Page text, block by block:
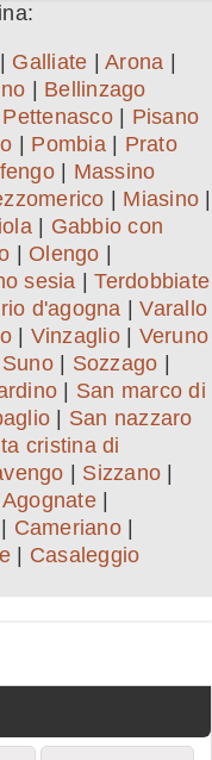
Galliate Arona
Bellinzago
Pettenasco| Pisano
Pombia| Prato
| Massino
Miasino
| Gabbio con
Olengo
sesia |Terdobbiate
d'agogna |Varallo
| Vinzaglio| Veruno
Suno| Sozzago
San marco di
San nazzaro
cristina di
Sizzano
Agognate|
Cameriano|
Casaleggio